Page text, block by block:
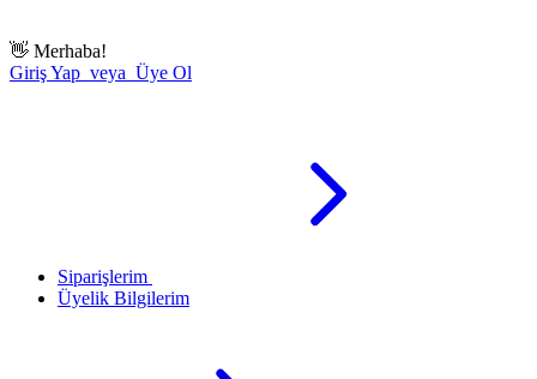
👋 Merhaba!
Giriş Yap veya Üye Ol
Siparişlerim
Üyelik Bilgilerim